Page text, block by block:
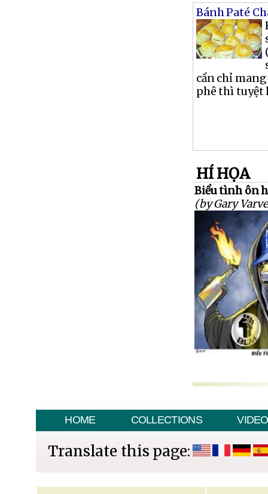
Bánh Paté
cần chỉ
phê thì tuyệt
HÍ HỌA
Biểu tình ôn
(by Gary
HOME COLLECTIONS VIDEO
Translate this page: